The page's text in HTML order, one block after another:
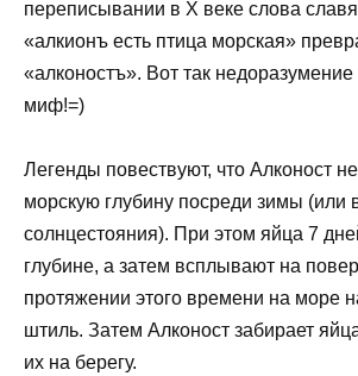
переписывании в X веке слова
«алкионъ есть птица морская»
«алконостъ». Вот так
миф!=)
Легенды повествуют, что Алконост
морскую глубину посреди зимы (или
солнцестояния). При этом яйца 7
глубине, а затем всплывают на
протяжении этого времени на море
штиль. Затем Алконост забирает
их на берегу.